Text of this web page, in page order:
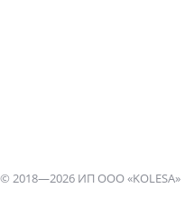
© 2018—2026 ИП ООО «KOLESA»